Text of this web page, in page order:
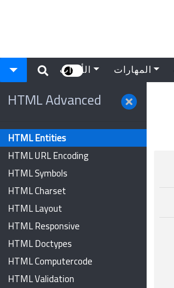
المهارات الأدوات
HTML Advanced
HTML Entities
HTML URL Encoding
HTML Symbols
HTML Charset
HTML Layout
HTML Responsive
HTML Doctypes
HTML Computercode
HTML Validation